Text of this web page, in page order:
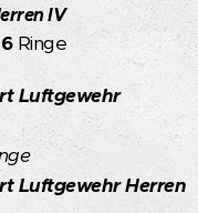
IV
Ringe
Luftgewehr
LuftgewehrHerren